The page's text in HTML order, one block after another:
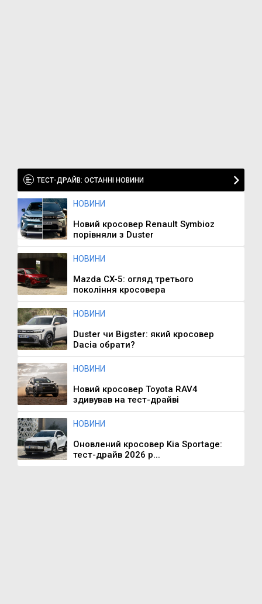
ТЕСТ-ДРАЙВ: ОСТАННІ НОВИНИ
НОВИНИ
Новий кросовер Renault Symbioz
порівняли з Duster
НОВИНИ
Mazda CX-5: огляд третього
покоління кросовера
НОВИНИ
Duster чи Bigster: який кросовер
Dacia обрати?
НОВИНИ
Новий кросовер Toyota RAV4
здивував на тест-драйві
НОВИНИ
Оновлений кросовер Kia Sportage:
тест-драйв 2026 р...